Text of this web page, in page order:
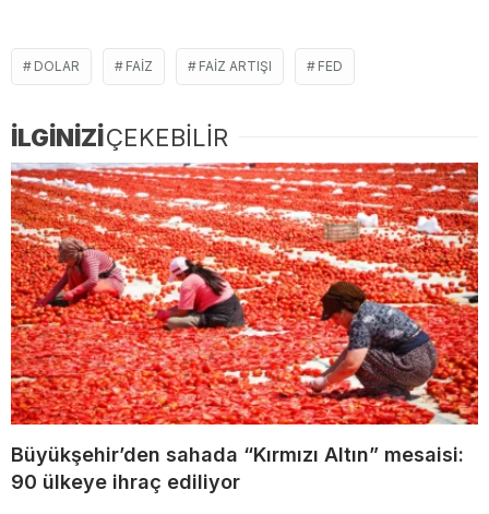
DOLAR FAIZ FAIZ ARTIŞI FED
İLGİNİZİÇEKEBİLİR
Büyükşehir’den sahada “Kırmızı Altın” mesaisi:
90 ülkeye ihraç ediliyor